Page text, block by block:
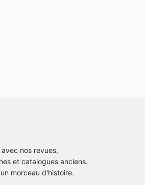
nos revues,
et catalogues anciens.
morceau d'histoire.